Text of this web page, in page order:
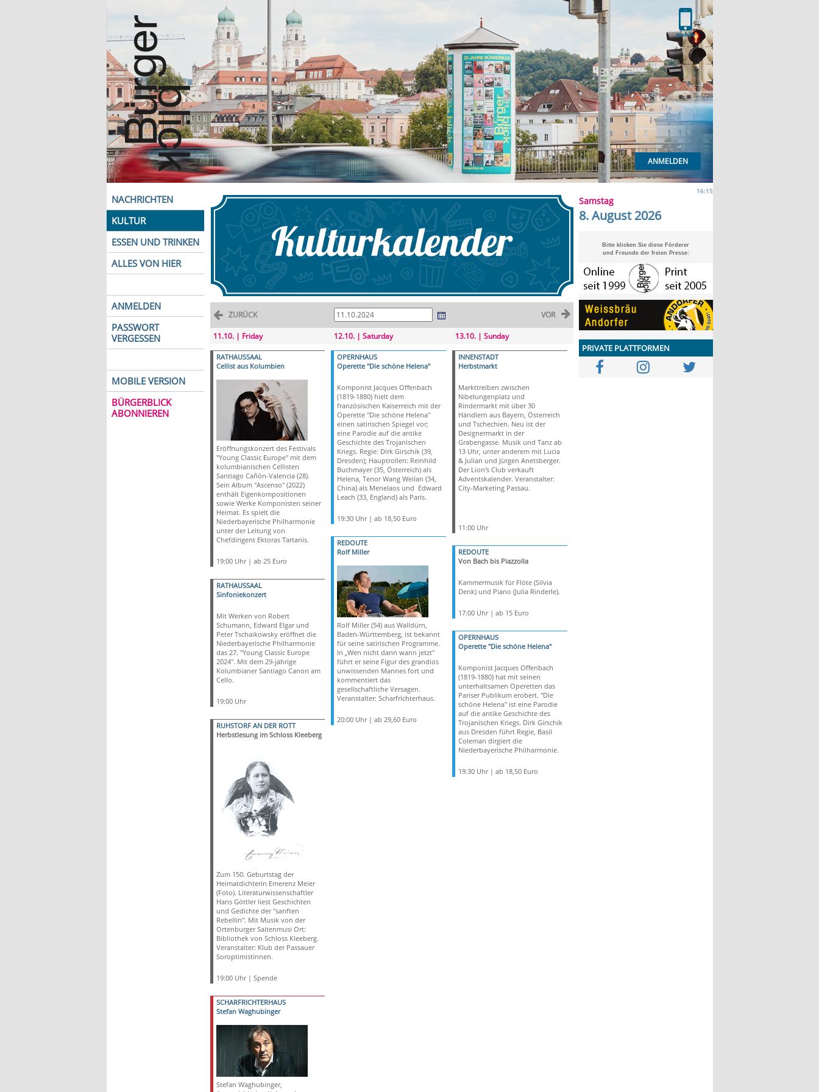
ANMELDEN
NACHRICHTEN
KULTUR
ESSEN UND TRINKEN
ALLES VON HIER
ANMELDEN
PASSWORT
VERGESSEN
MOBILE VERSION
BÜRGERBLICK
ABONNIEREN
ZURÜCK VOR
11.10. | Friday
RATHAUSSAAL
Cellist aus Kolumbien
Eröffnungskonzert des Festivals
"Young Classic Europe" mit dem
kolumbianischen Cellisten
Santiago Cañón-Valencia (28).
Sein Album "Ascenso" (2022)
enthält Eigenkompositionen
sowie Werke Komponisten seiner
Heimat. Es spielt die
Niederbayerische Philharmonie
unter der Leitung von
Chefdirigent Ektoras Tartanis.
19:00 Uhr | ab 25 Euro
RATHAUSSAAL
Sinfoniekonzert
Mit Werken von Robert
Schumann, Edward Elgar und
Peter Tschaikowsky eröffnet die
Niederbayerische Philharmonie
das 27. "Young Classic Europe
2024". Mit dem 29-jährige
Kolumbianer Santiago Canon am
Cello.
19:00 Uhr
RUHSTORF AN DER ROTT
Herbstlesung im Schloss Kleeberg
Zum 150. Geburtstag der
Heimatdichterin Emerenz Meier
(Foto). Literaturwissenschaftler
Hans Göttler liest Geschichten
und Gedichte der "sanften
Rebellin". Mit Musik von der
Ortenburger Saitenmusi Ort:
Bibliothek von Schloss Kleeberg.
Veranstalter: Klub der Passauer
Soroptimistinnen.
19:00 Uhr | Spende
SCHARFRICHTERHAUS
Stefan Waghubinger
Stefan Waghubinger,
12.10. | Saturday
OPERNHAUS
Operette "Die schöne Helena"
Komponist Jacques Offenbach
(1819-1880) hielt dem
französischen Kaiserreich mit der
Operette "Die schöne Helena"
einen satirischen Spiegel vor;
eine Parodie auf die antike
Geschichte des Trojanischen
Kriegs. Regie: Dirk Girschik (39,
Dresden); Hauptrollen: Reinhild
Buchmayer (35, Österreich) als
Helena, Tenor Wang Weilan (34,
China) als Menelaos und Edward
Leach (33, England) als Paris.
19:30 Uhr | ab 18,50 Euro
REDOUTE
Rolf Miller
Rolf Miller (54) aus Walldürn,
Baden-Württemberg, ist bekannt
für seine satirischen Programme.
In „Wen nicht dann wann jetzt"
führt er seine Figur des grandios
unwissenden Mannes fort und
kommentiert das
gesellschaftliche Versagen.
Veranstalter: Scharfrichterhaus.
20:00 Uhr | ab 29,60 Euro
13.10. | Sunday
INNENSTADT
Herbstmarkt
Markttreiben zwischen
Nibelungenplatz und
Rindermarkt mit über 30
Händlern aus Bayern, Österreich
und Tschechien. Neu ist der
Designermarkt in der
Grabengasse. Musik und Tanz ab
13 Uhr, unter anderem mit Lucia
& Julian und Jürgen Anetsberger.
Der Lion's Club verkauft
Adventskalender. Veranstalter:
City-Marketing Passau.
11:00 Uhr
REDOUTE
Von Bach bis Piazzolla
Kammermusik für Flöte (Silvia
Denk) und Piano (Julia Rinderle).
17:00 Uhr | ab 15 Euro
OPERNHAUS
Operette "Die schöne Helena"
Komponist Jacques Offenbach
(1819-1880) hat mit seinen
unterhaltsamen Operetten das
Pariser Publikum erobert. "Die
schöne Helena" ist eine Parodie
auf die antike Geschichte des
Trojanischen Kriegs. Dirk Girschik
aus Dresden führt Regie, Basil
Coleman dirgiert die
Niederbayerische Philharmonie.
19:30 Uhr | ab 18,50 Euro
16:15
Samstag
8. August 2026
Bitte klicken Sie diese Förderer
und Freunde der freien Presse:
PRIVATE PLATTFORMEN